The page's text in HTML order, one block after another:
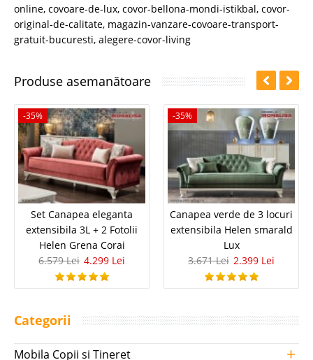
online, covoare-de-lux, covor-bellona-mondi-istikbal, covor-
original-de-calitate, magazin-vanzare-covoare-transport-
gratuit-bucuresti, alegere-covor-living
Produse asemanătoare
-35%
Set Canapea eleganta
extensibila 3L + 2 Fotolii
Helen Grena Corai
6.579 Lei 4.299 Lei
-35%
Canapea verde de 3 locuri
extensibila Helen smarald
Lux
3.671 Lei 2.399 Lei
Categorii
Mobila Copii si Tineret +